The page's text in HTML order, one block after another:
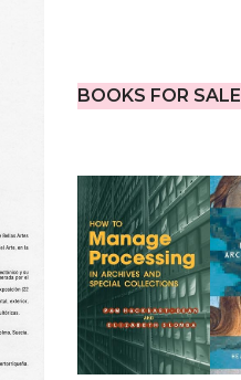
BOOKS FOR SALE